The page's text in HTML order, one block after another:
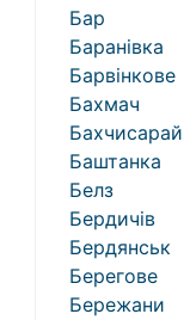
Бар
Баранівка
Барвінкове
Бахмач
Бахчисарай
Баштанка
Белз
Бердичів
Бердянськ
Берегове
Бережани